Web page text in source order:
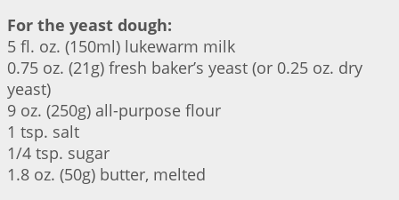
For the yeast dough:
5 fl. oz. (150ml) lukewarm milk
0.75 oz. (21g) fresh baker’s yeast (or 0.25 oz. dry
yeast)
9 oz. (250g) all-purpose flour
1 tsp. salt
1/4 tsp. sugar
1.8 oz. (50g) butter, melted